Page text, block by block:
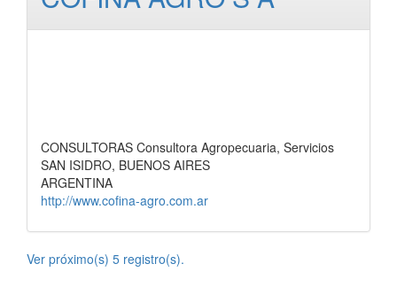
CONSULTORAS Consultora Agropecuaria, Servicios
SAN ISIDRO, BUENOS AIRES
ARGENTINA
http://www.cofina-agro.com.ar
Ver próximo(s) 5 registro(s).